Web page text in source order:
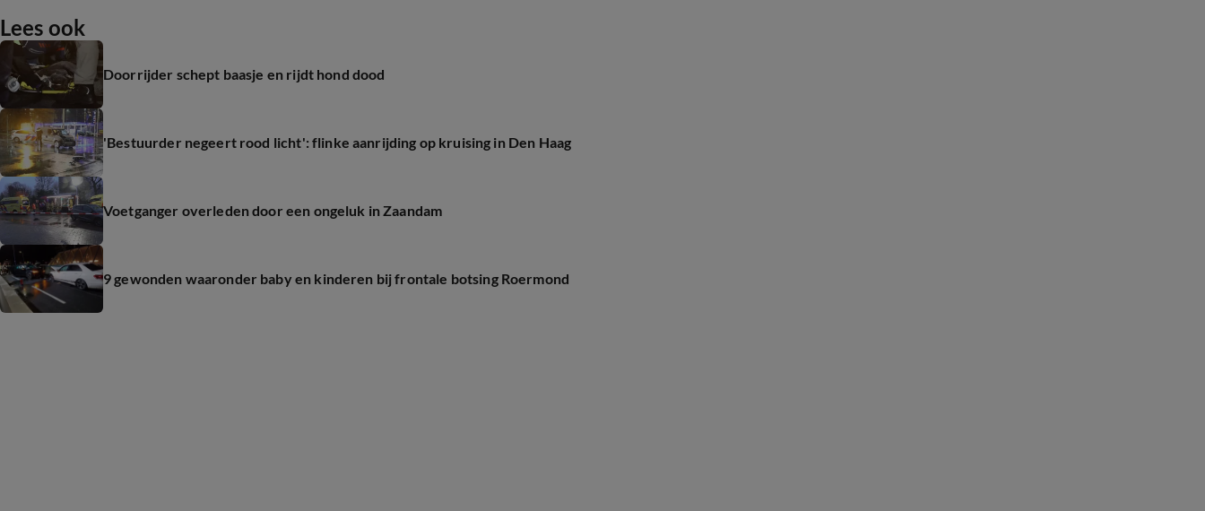
Lees ook
Doorrijder schept baasje en rijdt hond dood
'Bestuurder negeert rood licht': flinke aanrijding op kruising in Den Haag
Voetganger overleden door een ongeluk in Zaandam
9 gewonden waaronder baby en kinderen bij frontale botsing Roermond